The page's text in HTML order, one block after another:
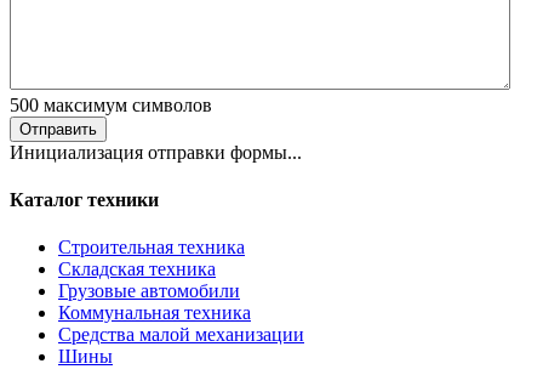
500 максимум символов
Отправить
Инициализация отправки формы...
Каталог техники
Строительная техника
Складская техника
Грузовые автомобили
Коммунальная техника
Средства малой механизации
Шины